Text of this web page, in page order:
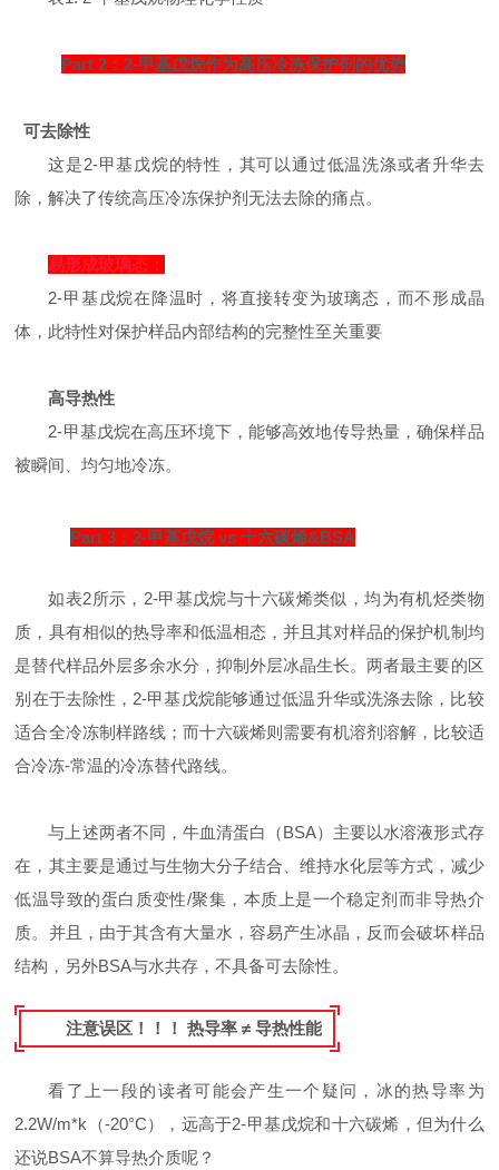
Part 2：2-甲基戊烷作为高压冷冻保护剂的优势
可去除性
这是2-甲基戊烷的特性，其可以通过低温洗涤或者升华去
除，解决了传统高压冷冻保护剂无法去除的痛点。
易形成玻璃态：
2-甲基戊烷在降温时，将直接转变为玻璃态，而不形成晶
体，此特性对保护样品内部结构的完整性至关重要
高导热性
2-甲基戊烷在高压环境下，能够高效地传导热量，确保样品
被瞬间、均匀地冷冻。
Part 3：2-甲基戊烷 vs 十六碳烯&BSA
如表2所示，2-甲基戊烷与十六碳烯类似，均为有机烃类物
质，具有相似的热导率和低温相态，并且其对样品的保护机制均
是替代样品外层多余水分，抑制外层冰晶生长。两者最主要的区
别在于去除性，2-甲基戊烷能够通过低温升华或洗涤去除，比较
适合全冷冻制样路线；而十六碳烯则需要有机溶剂溶解，比较适
合冷冻-常温的冷冻替代路线。
与上述两者不同，牛血清蛋白（BSA）主要以水溶液形式存
在，其主要是通过与生物大分子结合、维持水化层等方式，减少
低温导致的蛋白质变性/聚集，本质上是一个稳定剂而非导热介
质。并且，由于其含有大量水，容易产生冰晶，反而会破坏样品
结构，另外BSA与水共存，不具备可去除性。
注意误区！！！ 热导率 ≠ 导热性能
看了上一段的读者可能会产生一个疑问，冰的热导率为
2.2W/m*k（-20°C），远高于2-甲基戊烷和十六碳烯，但为什么
还说BSA不算导热介质呢？